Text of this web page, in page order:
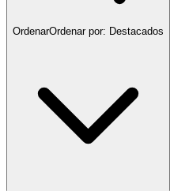
OrdenarOrdenar por: Destacados